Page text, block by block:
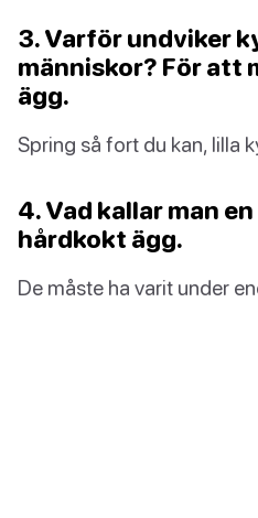
3. Varför undviker
människor? För att
ägg.
Spring så fort du kan, lilla
4. Vad kallar man
hårdkokt ägg.
De måste ha varit under